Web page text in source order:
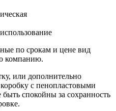
по срокам и цене вид
компанию.
или дополнительно
с пенопластовыми
спокойны за сохранность